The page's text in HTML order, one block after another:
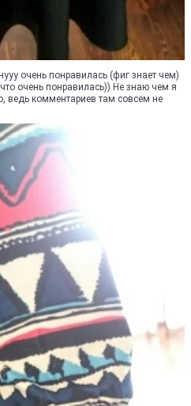
очень понравилась (фиг знает чем)
очень понравилась)) Не знаю чем я
ведь комментариев там совсем не